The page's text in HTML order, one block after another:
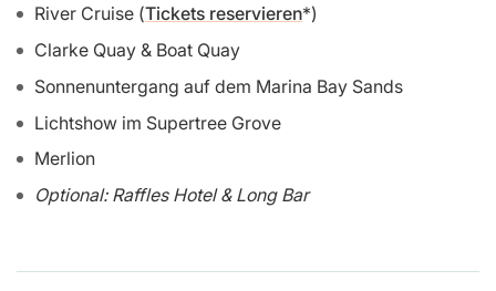
River Cruise (Tickets reservieren )
Clarke Quay & Boat Quay
Sonnenuntergang auf dem Marina Bay Sands
Lichtshow im Supertree Grove
Merlion
Optional: Raffles Hotel & Long Bar